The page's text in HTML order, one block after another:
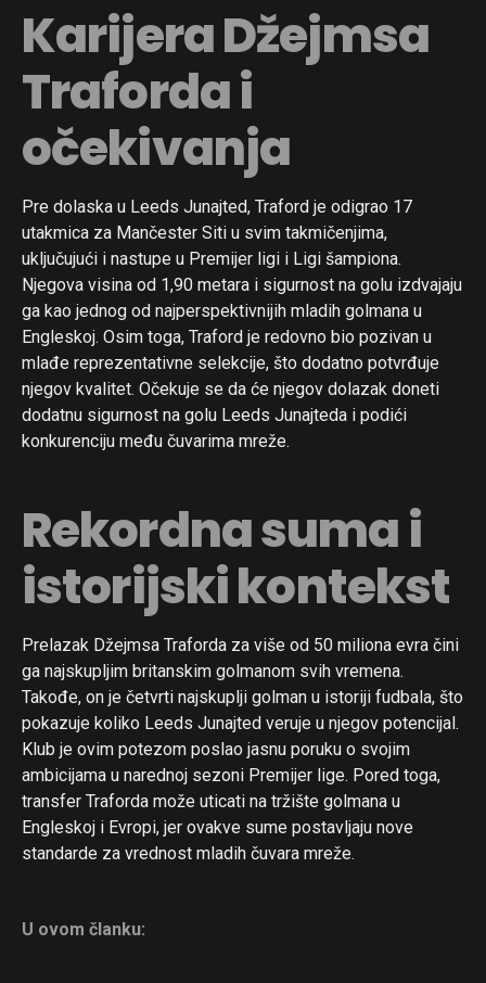
Karijera Džejmsa
Traforda i
očekivanja
Pre dolaska u Leeds Junajted, Traford je odigrao 17
utakmica za Mančester Siti u svim takmičenjima,
uključujući i nastupe u Premijer ligi i Ligi šampiona.
Njegova visina od 1,90 metara i sigurnost na golu izdvajaju
ga kao jednog od najperspektivnijih mladih golmana u
Engleskoj. Osim toga, Traford je redovno bio pozivan u
mlađe reprezentativne selekcije, što dodatno potvrđuje
njegov kvalitet. Očekuje se da će njegov dolazak doneti
dodatnu sigurnost na golu Leeds Junajteda i podići
konkurenciju među čuvarima mreže.
Rekordna suma i
istorijski kontekst
Prelazak Džejmsa Traforda za više od 50 miliona evra čini
ga najskupljim britanskim golmanom svih vremena.
Takođe, on je četvrti najskuplji golman u istoriji fudbala, što
pokazuje koliko Leeds Junajted veruje u njegov potencijal.
Klub je ovim potezom poslao jasnu poruku o svojim
ambicijama u narednoj sezoni Premijer lige. Pored toga,
transfer Traforda može uticati na tržište golmana u
Engleskoj i Evropi, jer ovakve sume postavljaju nove
standarde za vrednost mladih čuvara mreže.
U ovom članku: